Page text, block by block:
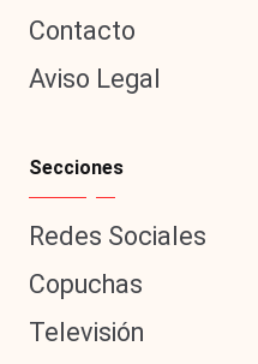
Contacto
Aviso Legal
Secciones
Redes Sociales
Copuchas
Televisión